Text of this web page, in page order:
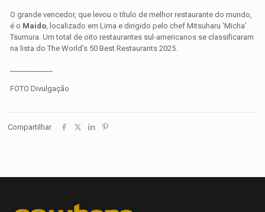
O grande vencedor, que levou o título de melhor restaurante do mundo,
é o Maido, localizado em Lima e dirigido pelo chef Mitsuharu ‘Micha’
Tsumura. Um total de oito restaurantes sul-americanos se classificaram
na lista do The World’s 50 Best Restaurants 2025.
FOTO Divulgação
Compartilhar